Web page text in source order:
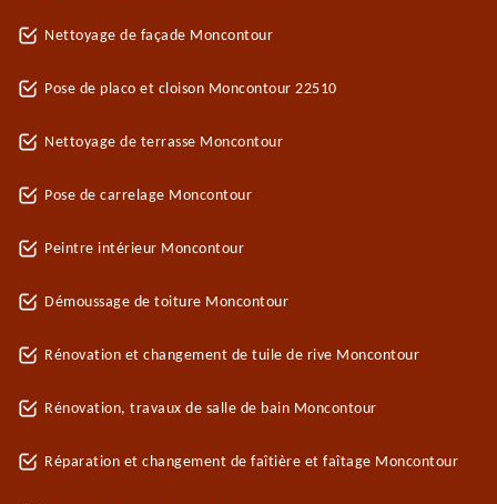
Nettoyage de façade Moncontour
Pose de placo et cloison Moncontour 22510
Nettoyage de terrasse Moncontour
Pose de carrelage Moncontour
Peintre intérieur Moncontour
Démoussage de toiture Moncontour
Rénovation et changement de tuile de rive Moncontour
Rénovation, travaux de salle de bain Moncontour
Réparation et changement de faîtière et faîtage Moncontour